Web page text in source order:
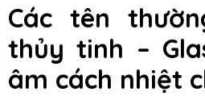
Các tên
thủy tinh –
âm cách nhiệt